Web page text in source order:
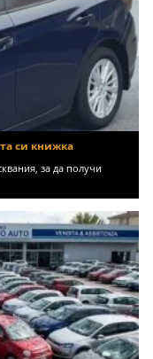
си книжка
за да получи